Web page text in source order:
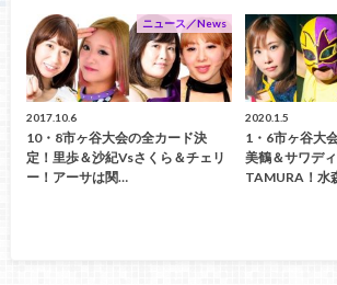
ニュース／News
2017.10.6
10・8市ヶ谷大会の全カード決
定！里歩＆沙紀vsさくら＆チェリ
ー！アーサは関…
2020.1.5
1・6市ヶ谷大
美鶴＆サワデ
TAMURA！水